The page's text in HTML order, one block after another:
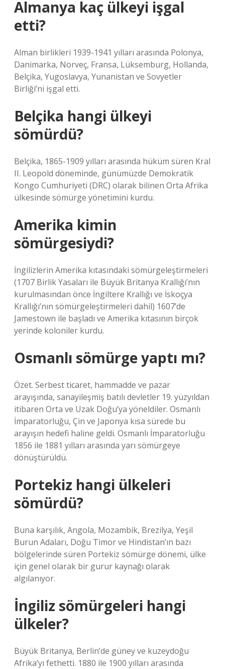
Almanya kaç ülkeyi işgal
etti?
Alman birlikleri 1939-1941 yılları arasında Polonya,
Danimarka, Norveç, Fransa, Lüksemburg, Hollanda,
Belçika, Yugoslavya, Yunanistan ve Sovyetler
Birliği’ni işgal etti.
Belçika hangi ülkeyi
sömürdü?
Belçika, 1865-1909 yılları arasında hüküm süren Kral
II. Leopold döneminde, günümüzde Demokratik
Kongo Cumhuriyeti (DRC) olarak bilinen Orta Afrika
ülkesinde sömürge yönetimini kurdu.
Amerika kimin
sömürgesiydi?
İngilizlerin Amerika kıtasındaki sömürgeleştirmeleri
(1707 Birlik Yasaları ile Büyük Britanya Krallığı’nın
kurulmasından önce İngiltere Krallığı ve İskoçya
Krallığı’nın sömürgeleştirmeleri dahil) 1607’de
Jamestown ile başladı ve Amerika kıtasının birçok
yerinde koloniler kurdu.
Osmanlı sömürge yaptı mı?
Özet. Serbest ticaret, hammadde ve pazar
arayışında, sanayileşmiş batılı devletler 19. yüzyıldan
itibaren Orta ve Uzak Doğu’ya yöneldiler. Osmanlı
İmparatorluğu, Çin ve Japonya kısa sürede bu
arayışın hedefi haline geldi. Osmanlı İmparatorluğu
1856 ile 1881 yılları arasında yarı sömürgeye
dönüştürüldü.
Portekiz hangi ülkeleri
sömürdü?
Buna karşılık, Angola, Mozambik, Brezilya, Yeşil
Burun Adaları, Doğu Timor ve Hindistan’ın bazı
bölgelerinde süren Portekiz sömürge dönemi, ülke
için genel olarak bir gurur kaynağı olarak
algılanıyor.
İngiliz sömürgeleri hangi
ülkeler?
Büyük Britanya, Berlin’de güney ve kuzeydoğu
Afrika’yı fethetti. 1880 ile 1900 yılları arasında